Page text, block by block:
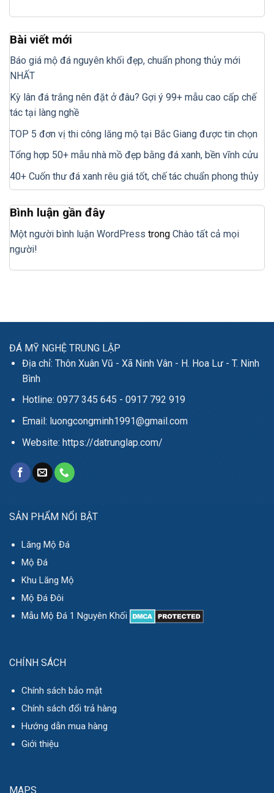
Bài viết mới
Báo giá mộ đá nguyên khối đẹp, chuẩn phong thủy mới
NHẤT
Kỳ lân đá trắng nên đặt ở đâu? Gợi ý 99+ mẫu cao cấp chế
tác tại làng nghề
TOP 5 đơn vị thi công lăng mộ tại Bắc Giang được tin chọn
Tổng hợp 50+ mẫu nhà mồ đẹp bằng đá xanh, bền vĩnh cửu
40+ Cuốn thư đá xanh rêu giá tốt, chế tác chuẩn phong thủy
Bình luận gần đây
Một người bình luận WordPress trong Chào tất cả mọi
người!
ĐÁ MỸ NGHỆ TRUNG LẬP
Địa chỉ: Thôn Xuân Vũ - Xã Ninh Vân - H. Hoa Lư - T. Ninh
Bình
Hotline: 0977 345 645 - 0917 792 919
Email: luongcongminh1991@gmail.com
Website: https://datrunglap.com/
SẢN PHẨM NỔI BẬT
Lăng Mộ Đá
Mộ Đá
Khu Lăng Mộ
Mộ Đá Đôi
Mẫu Mộ Đá 1 Nguyên Khối
CHÍNH SÁCH
Chính sách bảo mật
Chính sách đổi trả hàng
Hướng dẫn mua hàng
Giới thiệu
MAPS